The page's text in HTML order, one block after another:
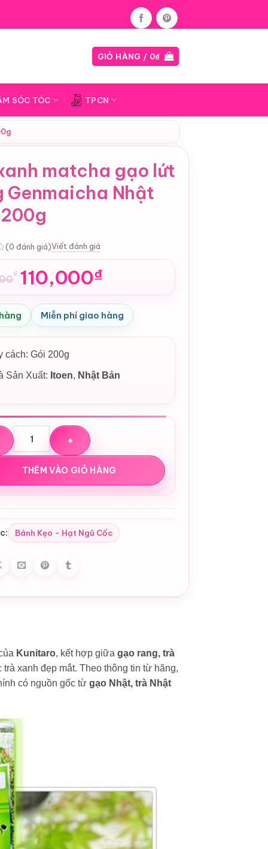
GIỎ HÀNG / 0₫
SÓC TÓC TPCN
matcha gạo lứt
Genmaicha Nhật
(0 đánh giá)Viết đánh giá
₫ 110,000₫
Miễn phí giao hàng
cách: Gói 200g
Sản Xuất: Itoen, Nhật Bản
matcha gạo lứt rang Genmaicha Nhật Bản 200g số lượng
THÊM VÀO GIỎ HÀNG
Bánh Kẹo - Hạt Ngũ Cốc
Kunitaro, kết hợp giữa gạo rang, trà
xanh đẹp mắt. Theo thông tin từ hãng,
có nguồn gốc từ gạo Nhật, trà Nhật